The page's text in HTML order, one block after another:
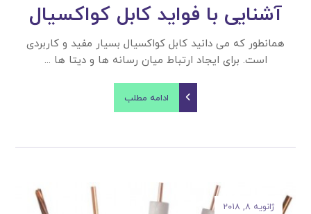
آشنایی با فواید کابل کواکسیال
همانطور که می دانید کابل کواکسیال بسیار مفید و کاربردی
است. برای ایجاد ارتباط میان رسانه ها و دیتا ها ...
ادامه مطلب
ژانویه ۸, ۲۰۱۸